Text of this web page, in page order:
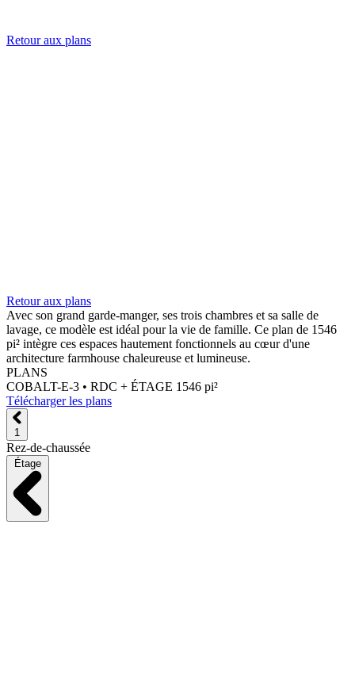
Retour aux plans
Retour aux plans
Avec son grand garde-manger, ses trois chambres et sa salle de
lavage, ce modèle est idéal pour la vie de famille. Ce plan de 1546
pi² intègre ces espaces hautement fonctionnels au cœur d'une
architecture farmhouse chaleureuse et lumineuse.
PLANS
COBALT-E-3 • RDC + ÉTAGE 1546 pi²
Télécharger les plans
1
Rez-de-chaussée
Étage